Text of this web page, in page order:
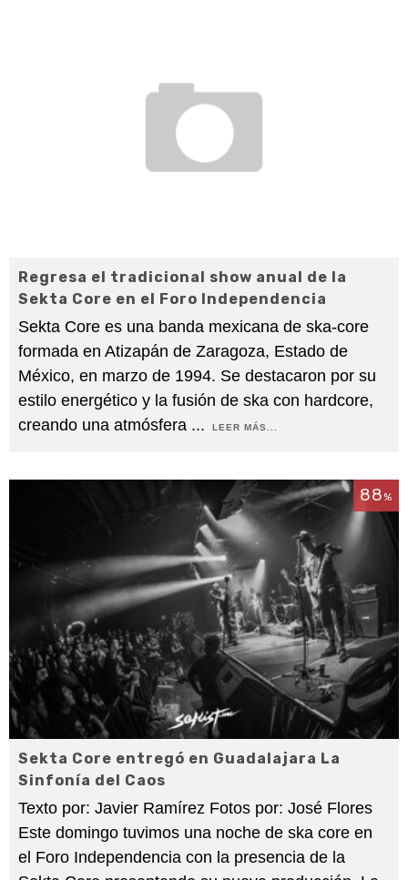
Regresa el tradicional show anual de la
Sekta Core en el Foro Independencia
Sekta Core es una banda mexicana de ska-core
formada en Atizapán de Zaragoza, Estado de
México, en marzo de 1994. Se destacaron por su
estilo energético y la fusión de ska con hardcore,
creando una atmósfera ... LEER MÁS...
88%
Sekta Core entregó en Guadalajara La
Sinfonía del Caos
Texto por: Javier Ramírez Fotos por: José Flores
Este domingo tuvimos una noche de ska core en
el Foro Independencia con la presencia de la